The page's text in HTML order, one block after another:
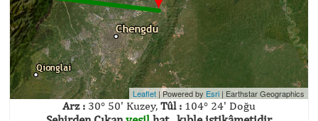
Leaflet | Powered by Esri | Earthstar Geographics
Arz : 30° 50' Kuzey, Tûl : 104° 24' Doğu